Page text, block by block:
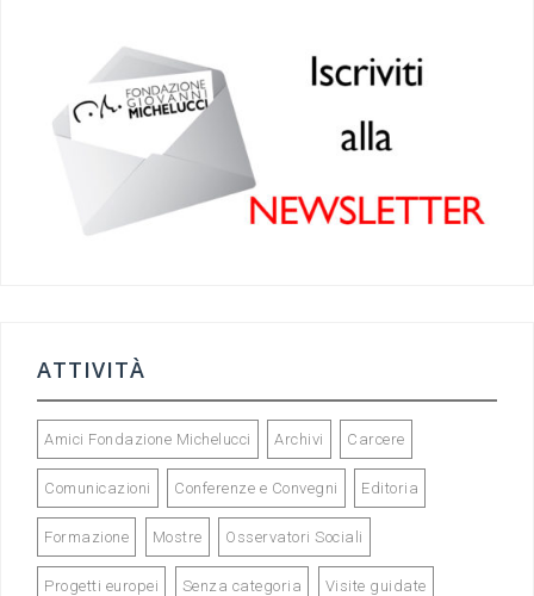
o
o
a
m
n
ATTIVITÀ
Amici Fondazione Michelucci Archivi Carcere
Comunicazioni Conferenze e Convegni Editoria
Formazione Mostre Osservatori Sociali
Progetti europei Senza categoria Visite guidate